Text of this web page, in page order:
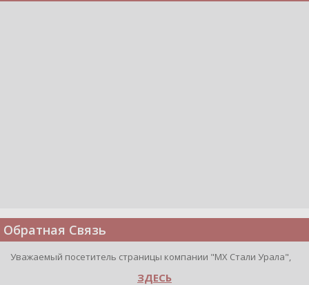
Обратная Связь
Уважаемый посетитель страницы компании "МХ Стали Урала",
ЗДЕСЬ